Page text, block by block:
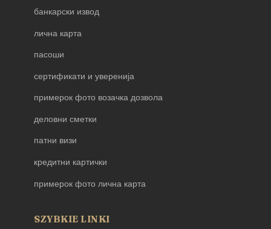
банкарски извод
лична карта
пасоши
сертификати и уверенија
примерок фото возачка дозвола
деловни сметки
патни визи
кредитни картички
примерок фото лична карта
SZYBKIE LINKI